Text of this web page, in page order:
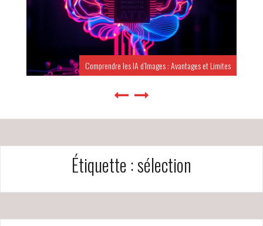
Comprendre les IA d’Images : Avantages et Limites
Étiquette :sélection